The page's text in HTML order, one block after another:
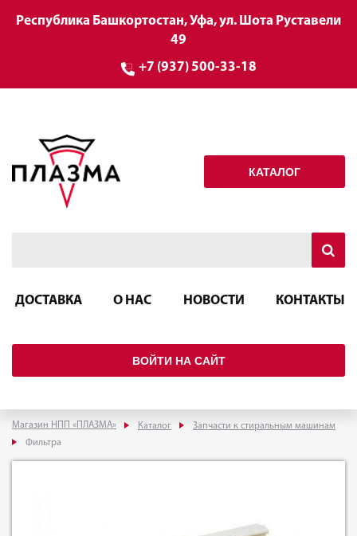
Республика Башкортостан, Уфа, ул. Шота Руставели
49
+7 (937) 500-33-18
КАТАЛОГ
ДОСТАВКА О НАС НОВОСТИ КОНТАКТЫ
ВОЙТИ НА САЙТ
Магазин НПП «ПЛАЗМА» Каталог
Запчасти к стиральным машинам
Фильтра